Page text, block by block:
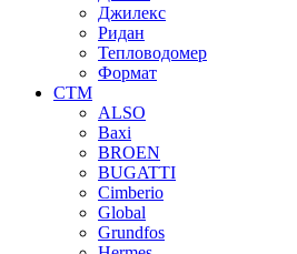
Джилекс
Ридан
Тепловодомер
Формат
СТМ
ALSO
Baxi
BROEN
BUGATTI
Cimberio
Global
Grundfos